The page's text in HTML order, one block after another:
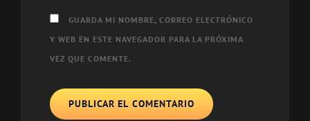
GUARDA MI NOMBRE, CORREO ELECTRÓNICO
Y WEB EN ESTE NAVEGADOR PARA LA PRÓXIMA
VEZ QUE COMENTE.